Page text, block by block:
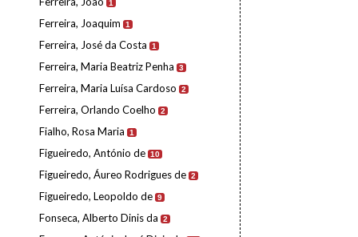
1
Ferreira, Joaquim 1
Ferreira, José da Costa 1
Ferreira, Maria Beatriz Penha 3
Ferreira, Maria Luísa Cardoso 2
Ferreira, Orlando Coelho 2
Fialho, Rosa Maria 1
Figueiredo, António de 10
Figueiredo, Áureo Rodrigues de 2
Figueiredo, Leopoldo de 9
Fonseca, Alberto Dinis da 2